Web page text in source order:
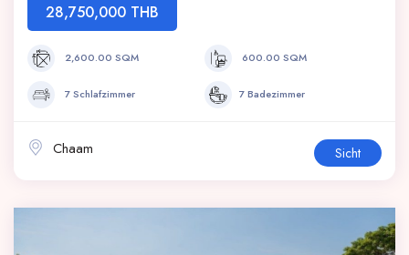
28,750,000 THB
2,600.00 SQM 600.00 SQM
7 Schlafzimmer 7 Badezimmer
Chaam Sicht